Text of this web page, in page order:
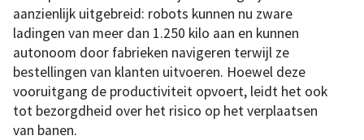
aanzienlijk uitgebreid: robots kunnen nu zware
ladingen van meer dan 1.250 kilo aan en kunnen
autonoom door fabrieken navigeren terwijl ze
bestellingen van klanten uitvoeren. Hoewel deze
vooruitgang de productiviteit opvoert, leidt het ook
tot bezorgdheid over het risico op het verplaatsen
van banen.